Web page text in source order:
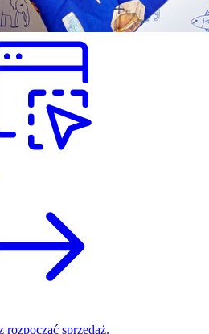
rozpocząć sprzedaż.